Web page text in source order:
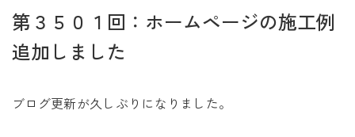
太陽に素直な家
未来に住み継ぐ平屋
会社情報
第３５０１回：ホームページの施工例
追加しました
ブログ更新が久しぶりになりました。